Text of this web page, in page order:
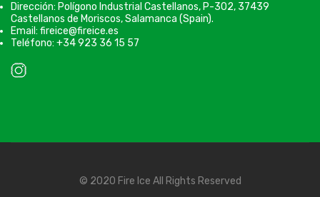
Dirección: Polígono Industrial Castellanos, P-302, 37439
Castellanos de Moriscos, Salamanca (Spain).
Email: fireice@fireice.es
Teléfono: +34 923 36 15 57
© 2020 Fire Ice All Rights Reserved